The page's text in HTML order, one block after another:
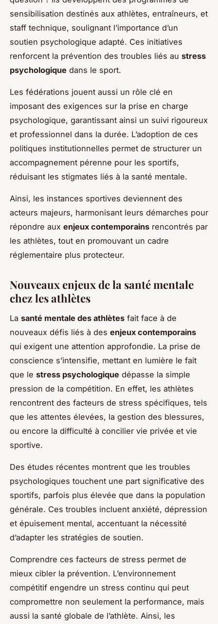
sensibilisation destinés aux athlètes, entraîneurs, et
staff technique, soulignant l’importance d’un
soutien psychologique adapté. Ces initiatives
renforcent la prévention des troubles liés au stress
psychologique dans le sport.
Les fédérations jouent aussi un rôle clé en
imposant des exigences sur la prise en charge
psychologique, garantissant ainsi un suivi rigoureux
et professionnel dans la durée. L’adoption de ces
politiques institutionnelles permet de structurer un
accompagnement pérenne pour les sportifs,
réduisant les stigmates liés à la santé mentale.
Ainsi, les instances sportives deviennent des
acteurs majeurs, harmonisant leurs démarches pour
répondre aux enjeux contemporains rencontrés par
les athlètes, tout en promouvant un cadre
réglementaire plus protecteur.
Nouveaux enjeux de la santé mentale
chez les athlètes
La santé mentale des athlètes fait face à de
nouveaux défis liés à des enjeux contemporains
qui exigent une attention approfondie. La prise de
conscience s’intensifie, mettant en lumière le fait
que le stress psychologique dépasse la simple
pression de la compétition. En effet, les athlètes
rencontrent des facteurs de stress spécifiques, tels
que les attentes élevées, la gestion des blessures,
ou encore la difficulté à concilier vie privée et vie
sportive.
Des études récentes montrent que les troubles
psychologiques touchent une part significative des
sportifs, parfois plus élevée que dans la population
générale. Ces troubles incluent anxiété, dépression
et épuisement mental, accentuant la nécessité
d’adapter les stratégies de soutien.
Comprendre ces facteurs de stress permet de
mieux cibler la prévention. L’environnement
compétitif engendre un stress continu qui peut
compromettre non seulement la performance, mais
aussi la santé globale de l’athlète. Ainsi, les